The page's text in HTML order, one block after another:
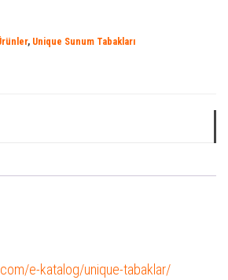
, Unique Sunum Tabakları
e-katalog/unique-tabaklar/